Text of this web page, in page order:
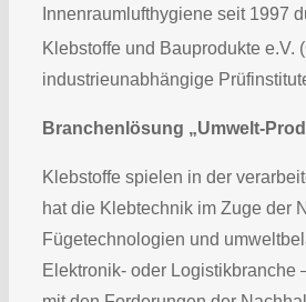
Innenraumlufthygiene seit 1997
Klebstoffe und Bauprodukte e.V.
industrieunabhängige
Branchenlösung „Umwelt-
Klebstoffe spielen in der
hat die Klebtechnik im Zuge der
Fügetechnologien und
Elektronik- oder Logistikbranche